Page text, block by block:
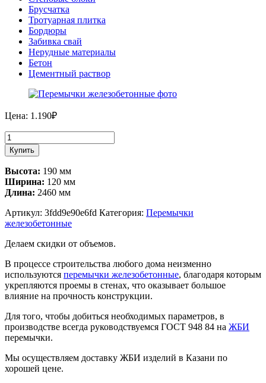
Брусчатка
Тротуарная плитка
Бордюры
Забивка свай
Нерудные материалы
Бетон
Цементный раствор
Цена: 1.190₽
Количество
товара
Перемычка
9ПБ-25-
3П
Купить
Высота: 190 мм
Ширина: 120 мм
Длина: 2460 мм
Артикул: 3fdd9e90e6fd Категория: Перемычки
железобетонные
Делаем скидки от объемов.
В процессе строительства любого дома неизменно
используются перемычки железобетонные, благодаря которым
укрепляются проемы в стенах, что оказывает большое
влияние на прочность конструкции.
Для того, чтобы добиться необходимых параметров, в
производстве всегда руководствуемся ГОСТ 948 84 на ЖБИ
перемычки.
Мы осуществляем доставку ЖБИ изделий в Казани по
хорошей цене.